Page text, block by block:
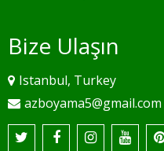
Bize Ulaşın
Istanbul, Turkey
azboyama5@gmail.com